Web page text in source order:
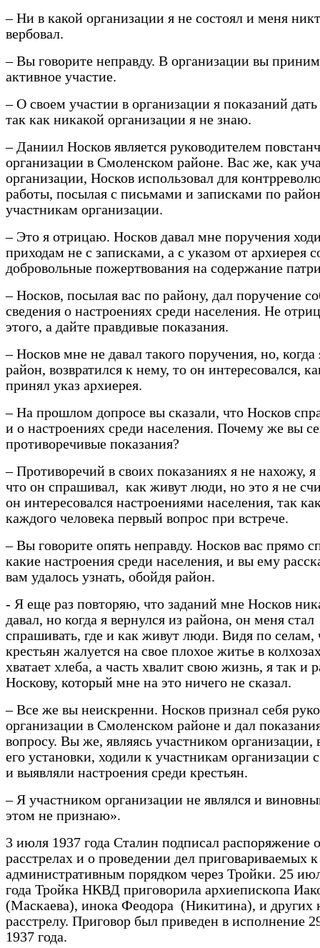
– Ни в какой организации я не состоял и меня
вербовал.
– Вы говорите неправду. В организации вы
активное участие.
– О своем участии в организации я показаний
так как никакой организации я не знаю.
– Даниил Носков является руководителем
организации в Смоленском районе. Вас же, как
организации, Носков использовал для
работы, посылая с письмами и записками по
участникам организации.
– Это я отрицаю. Носков давал мне поручения
приходам не с записками, а с указом от архиерея
добровольные пожертвования на содержание
– Носков, посылая вас по району, дал поручение
сведения о настроениях среди населения. Не
этого, а дайте правдивые показания.
– Носков мне не давал такого поручения, но, когда
район, возвратился к нему, то он интересовался,
принял указ архиерея.
– На прошлом допросе вы сказали, что Носков
и о настроениях среди населения. Почему же вы
противоречивые показания?
– Противоречий в своих показаниях я не нахожу, я
что он спрашивал, как живут люди, но это я не
он интересовался настроениями населения, так
каждого человека первый вопрос при встрече.
– Вы говорите опять неправду. Носков вас прямо
какие настроения среди населения, и вы ему
вам удалось узнать, обойдя район.
- Я еще раз повторяю, что заданий мне Носков
давал, но когда я вернулся из района, он меня стал
спрашивать, где и как живут люди. Видя по селам,
крестьян жалуется на свое плохое житье в
хватает хлеба, а часть хвалит свою жизнь, я так и
Носкову, который мне на это ничего не сказал.
– Все же вы неискренни. Носков признал себя
организации в Смоленском районе и дал
вопросу. Вы же, являясь участником организации,
его установки, ходили к участникам организации
и выявляли настроения среди крестьян.
– Я участником организации не являлся и
этом не признаю».
3 июля 1937 года Сталин подписал распоряжение
расстрелах и о проведении дел приговариваемых к
административным порядком через Тройки. 25
года Тройка НКВД приговорила архиепископа
(Маскаева), инока Феодора (Никитина), и других
расстрелу. Приговор был приведен в исполнение
1937 года.